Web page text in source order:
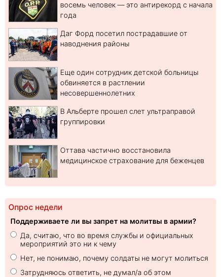
восемь человек — это антирекорд с начала
года
Даг Форд посетил пострадавшие от
наводнения районы
Еще один сотрудник детской больницы
обвиняется в растлении
несовершеннолетних
В Альберте прошел слет ультраправой
группировки
Оттава частично восстановила
медицинское страхование для беженцев
Опрос недели
Поддерживаете ли вы запрет на молитвы в армии?
Да, считаю, что во время службы и официальных
мероприятий это ни к чему
Нет, не понимаю, почему солдаты не могут молиться
Затрудняюсь ответить, не думал/а об этом